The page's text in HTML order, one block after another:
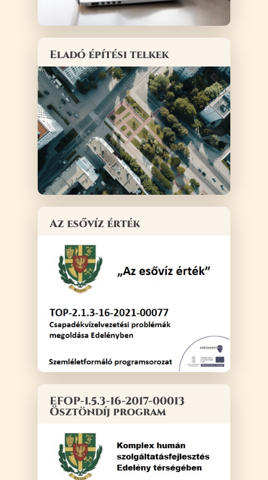
Eladó építési telkek
Az esővíz érték
EFOP-1.5.3-16-2017-00013
Ösztöndíj program